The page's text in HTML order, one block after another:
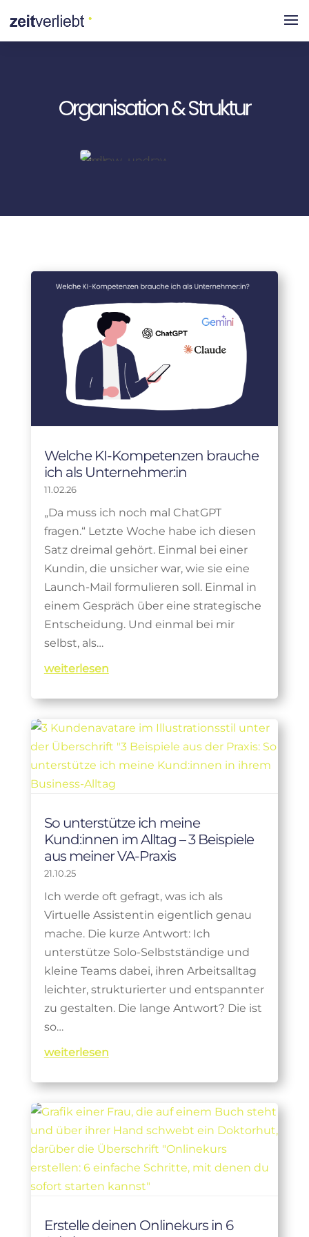
Organisation & Struktur
Welche KI-Kompetenzen brauche
ich als Unternehmer:in
11.02.26
„Da muss ich noch mal ChatGPT
fragen.“ Letzte Woche habe ich diesen
Satz dreimal gehört. Einmal bei einer
Kundin, die unsicher war, wie sie eine
Launch-Mail formulieren soll. Einmal in
einem Gespräch über eine strategische
Entscheidung. Und einmal bei mir
selbst, als…
weiterlesen
So unterstütze ich meine
Kund:innen im Alltag – 3 Beispiele
aus meiner VA-Praxis
21.10.25
Ich werde oft gefragt, was ich als
Virtuelle Assistentin eigentlich genau
mache. Die kurze Antwort: Ich
unterstütze Solo-Selbstständige und
kleine Teams dabei, ihren Arbeitsalltag
leichter, strukturierter und entspannter
zu gestalten. Die lange Antwort? Die ist
so…
weiterlesen
Erstelle deinen Onlinekurs in 6